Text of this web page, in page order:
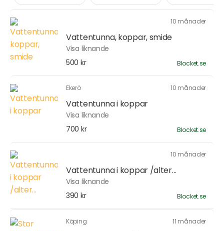
10 månader
Vattentunna, koppar, smide
Visa liknande
500 kr
Blocket.se
Ekerö 10 månader
Vattentunna i koppar
Visa liknande
700 kr
Blocket.se
10 månader
Vattentunna i koppar /alter...
Visa liknande
390 kr
Blocket.se
Köping 11 månader